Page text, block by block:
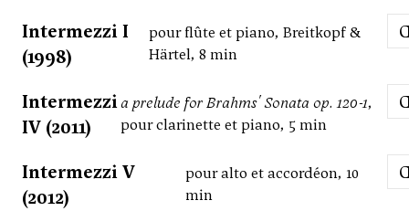
Intermezzi I
(1998)
pour flûte et piano, Breitkopf &
Härtel, 8 min
Intermezzi
IV (2011)
a prelude for Brahms' Sonata op. 120-1,
pour clarinette et piano, 5 min
Intermezzi V
(2012)
pour alto et accordéon, 10
min